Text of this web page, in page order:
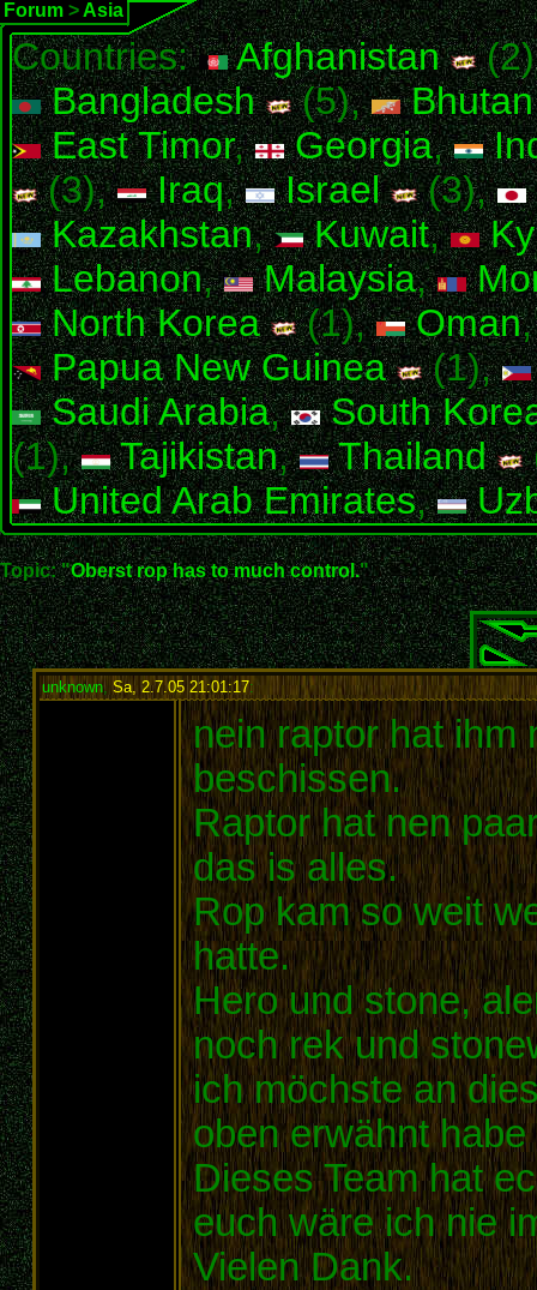
Forum > Asia
Countries: Afghanistan
Bangladesh
(5), Bhutan
East Timor, Georgia,
(3),
Iraq, Israel (3),
Kazakhstan, Kuwait,
Lebanon, Malaysia,
North Korea
(1), Oman
Papua New Guinea
(1),
Saudi Arabia,
South
(1),
Tajikistan, Thailand
United Arab Emirates,
Topic: "Oberst rop has to much control."
unknown, Sa, 2.7.05 21:01:17:
nein raptor hat ihm
beschissen.
Raptor hat nen
das is alles.
Rop kam so weit
hatte.
Hero und stone,
noch rek und
ich möchste an
oben erwähnt
Dieses Team hat
euch wäre ich nie
Vielen Dank.